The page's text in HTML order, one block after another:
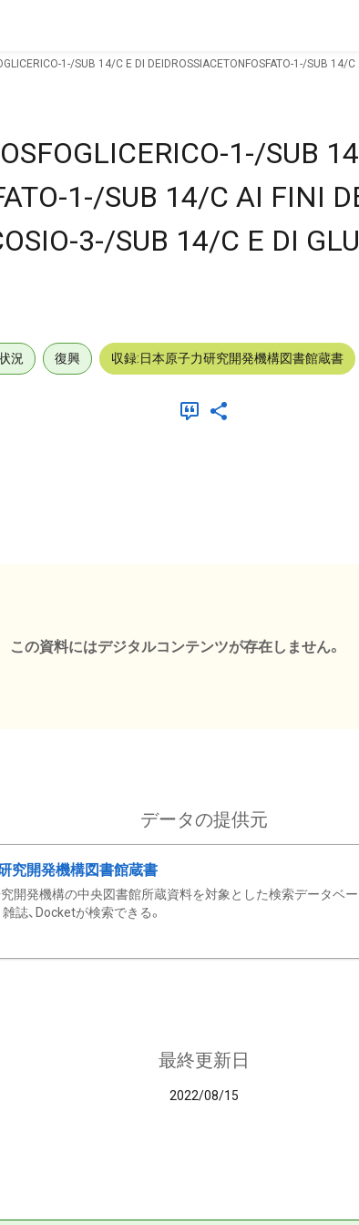
1-/SUB 14/C E DI DEIDROSSIACETONFOSFATO-1-/SUB
1-/SUB
1-/SUB 14/C AI FINI
3-/SUB 14/C E DI
況 復興 収録:日本原子力研究開発機構図書館蔵書
この資料にはデジタルコンテンツが存在しません。
データの提供元
究開発機構図書館蔵書
開発機構の中央図書館所蔵資料を対象とした検索データベ
雑誌、Docketが検索できる。
最終更新日
2022/08/15